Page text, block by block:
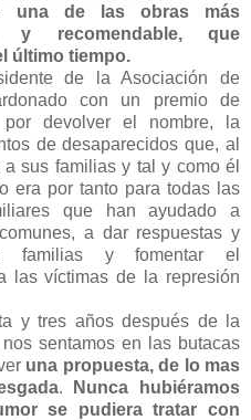
una de las obras más
y recomendable, que
último tiempo.
de la Asociación de
con un premio de
devolver el nombre, la
de desaparecidos que, al
sus familias y tal y como él
era por tanto para todas las
que han ayudado a
a dar respuestas y
familias y fomentar el
las víctimas de la represión
y tres años después de la
sentamos en las butacas
una propuesta, de lo mas
.
Nunca hubiéramos
se pudiera tratar con